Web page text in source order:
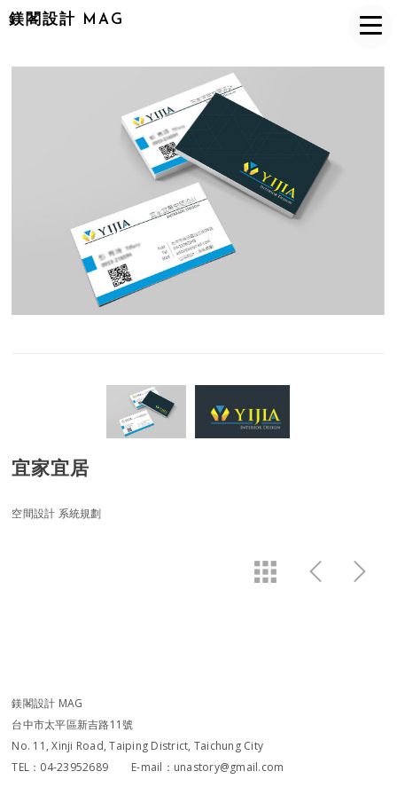
鎂閣設計 MAG
宜家宜居
空間設計 系統規劃
鎂閣設計 MAG
台中市太平區新吉路11號
No. 11, Xinji Road, Taiping District, Taichung City
TEL：04-23952689 E-mail：unastory@gmail.com